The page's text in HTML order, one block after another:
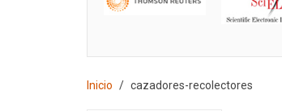
Inicio cazadores-recolectores